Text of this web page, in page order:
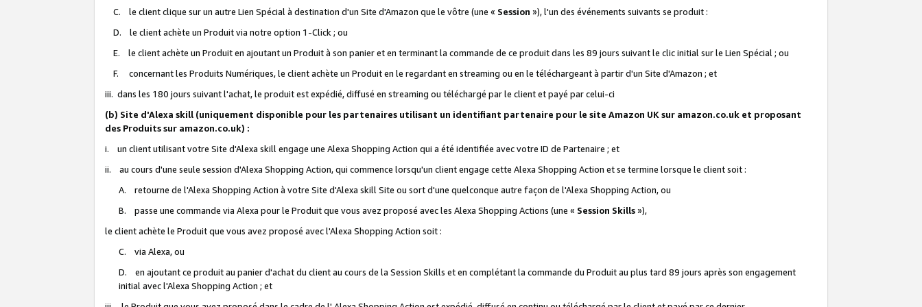
C. le client clique sur un autre Lien Spécial à destination d'un Site d'Amazon que le vôtre (une « Session »), l'un des événements suivants se produit :
D. le client achète un Produit via notre option 1-Click ; ou
E. le client achète un Produit en ajoutant un Produit à son panier et en terminant la commande de ce produit dans les 89 jours suivant le clic initial sur le Lien Spécial ; ou
F. concernant les Produits Numériques, le client achète un Produit en le regardant en streaming ou en le téléchargeant à partir d'un Site d'Amazon ; et
iii. dans les 180 jours suivant l'achat, le produit est expédié, diffusé en streaming ou téléchargé par le client et payé par celui-ci
(b) Site d'Alexa skill (uniquement disponible pour les partenaires utilisant un identifiant partenaire pour le site Amazon UK sur amazon.co.uk et proposant
des Produits sur amazon.co.uk) :
i. un client utilisant votre Site d'Alexa skill engage une Alexa Shopping Action qui a été identifiée avec votre ID de Partenaire ; et
ii. au cours d'une seule session d'Alexa Shopping Action, qui commence lorsqu'un client engage cette Alexa Shopping Action et se termine lorsque le client soit :
A. retourne de l'Alexa Shopping Action à votre Site d'Alexa skill Site ou sort d'une quelconque autre façon de l'Alexa Shopping Action, ou
B. passe une commande via Alexa pour le Produit que vous avez proposé avec les Alexa Shopping Actions (une « Session Skills»),
le client achète le Produit que vous avez proposé avec l'Alexa Shopping Action soit :
C. via Alexa, ou
D. en ajoutant ce produit au panier d'achat du client au cours de la Session Skills et en complétant la commande du Produit au plus tard 89 jours après son engagement
initial avec l'Alexa Shopping Action ; et